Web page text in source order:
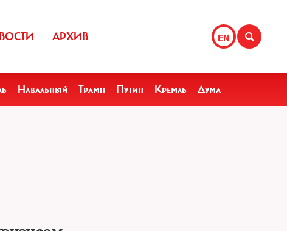
EN
АРХИВ
Навальный Трамп Путин Кремль Дума